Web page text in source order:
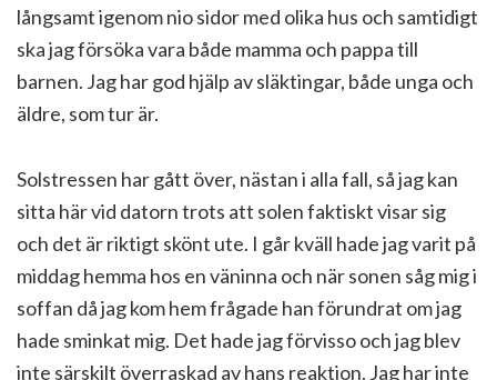
långsamt igenom nio sidor med olika hus och samtidigt
ska jag försöka vara både mamma och pappa till
barnen. Jag har god hjälp av släktingar, både unga och
äldre, som tur är.
Solstressen har gått över, nästan i alla fall, så jag kan
sitta här vid datorn trots att solen faktiskt visar sig
och det är riktigt skönt ute. I går kväll hade jag varit på
middag hemma hos en väninna och när sonen såg mig i
soffan då jag kom hem frågade han förundrat om jag
hade sminkat mig. Det hade jag förvisso och jag blev
inte särskilt överraskad av hans reaktion. Jag har inte